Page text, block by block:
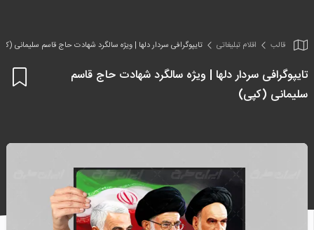
قالب اقلام تبلیغاتی تایپوگرافی سردار دلها | ویژه سالگرد شهادت حاج قاسم سلیمانی
تایپوگرافی سردار دلها | ویژه سالگرد شهادت حاج قاسم
سلیمانی (کپی)